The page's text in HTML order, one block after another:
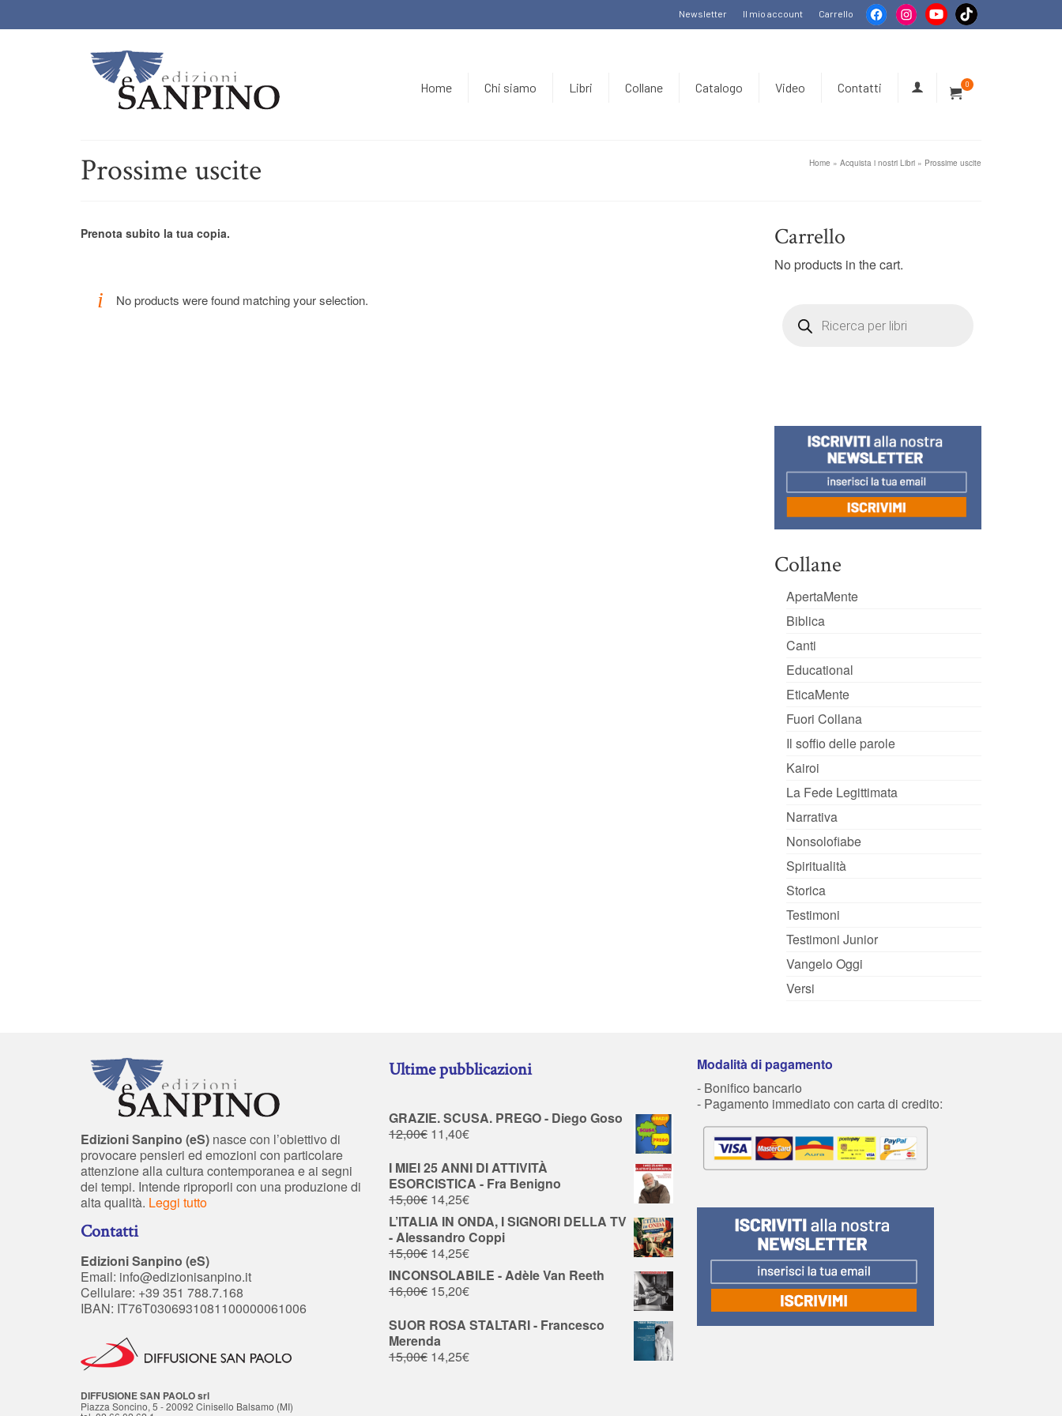
Newsletter Il mio account Carrello
Home Chi siamo Libri Collane Catalogo Video Contatti 0
Prossime uscite Home » Acquista i nostri Libri » Prossime uscite
Prenota subito la tua copia.
No products were found matching your selection.
Carrello
No products in the cart.
search
Collane
ApertaMente
Biblica
Canti
Educational
EticaMente
Fuori Collana
Il soffio delle parole
Kairoi
La Fede Legittimata
Narrativa
Nonsolofiabe
Spiritualità
Storica
Testimoni
Testimoni Junior
Vangelo Oggi
Versi
Edizioni Sanpino (eS) nasce con l’obiettivo di
provocare pensieri ed emozioni con particolare
attenzione alla cultura contemporanea e ai segni
dei tempi. Intende riproporli con una produzione di
alta qualità. Leggi tutto
Contatti
Edizioni Sanpino (eS)
Email: info@edizionisanpino.it
Cellulare: +39 351 788.7.168
IBAN: IT76T0306931081100000061006
DIFFUSIONE SAN PAOLO srl
Piazza Soncino, 5 - 20092 Cinisello Balsamo (MI)
Ultime pubblicazioni
GRAZIE. SCUSA. PREGO - Diego Goso
12,00€ 11,40€
I MIEI 25 ANNI DI ATTIVITÀ
ESORCISTICA - Fra Benigno
15,00€ 14,25€
L’ITALIA IN ONDA, I SIGNORI DELLA TV
- Alessandro Coppi
15,00€ 14,25€
INCONSOLABILE - Adèle Van Reeth
16,00€ 15,20€
SUOR ROSA STALTARI - Francesco
Merenda
15,00€ 14,25€
Modalità di pagamento
- Bonifico bancario
- Pagamento immediato con carta di credito: